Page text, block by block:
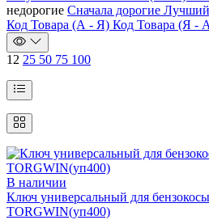
недорогие Сначала дорогие Лучший
Код Товара (А - Я) Код Товара (Я -
12 25 50 75 100
В наличии
Ключ универсальный для
TORGWIN(уп400)